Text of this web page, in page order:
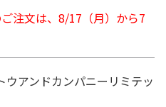
注文は、8/17（月）から7
ウアンドカンパニーリミテッ